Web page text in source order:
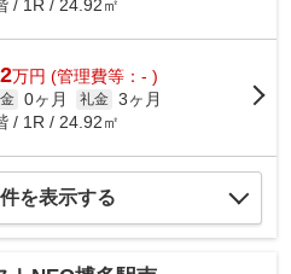
/ 1R / 24.92㎡
万円 (管理費等：- )
0ヶ月 礼金 3ヶ月
/ 1R / 24.92㎡
件を表示する